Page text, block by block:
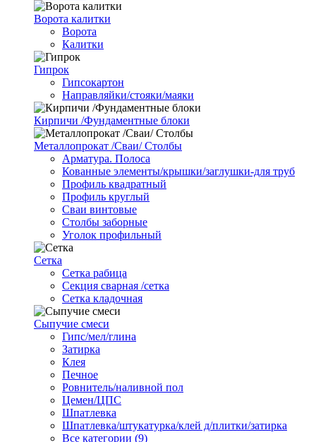
Ворота калитки
Ворота
Калитки
Гипрок
Гипсокартон
Направляйки/стояки/маяки
Кирпичи /Фундаментные блоки
Металлопрокат /Сваи/ Столбы
Арматура. Полоса
Кованные элементы/крышки/заглушки-для труб
Профиль квадратный
Профиль круглый
Сваи винтовые
Столбы заборные
Уголок профильный
Сетка
Cетка рабица
Секция сварная /сетка
Сетка кладочная
Сыпучие смеси
Гипс/мел/глина
Затирка
Клея
Печное
Ровнитель/наливной пол
Цемен/ЦПС
Шпатлевка
Шпатлевка/штукатурка/клей д/плитки/затирка
Все категории (9)